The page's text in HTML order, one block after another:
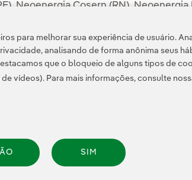
Neoenergia Cosern (RN),
Política de cookies Configuração de cookies
para melhorar sua experiência de usuário.
analisando de forma anônima seus
que o bloqueio de alguns tipos de
vídeos). Para mais informações, consulte
SIM